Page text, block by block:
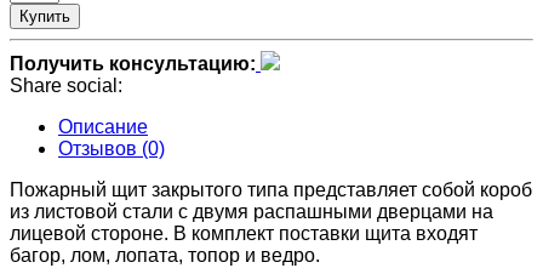
Купить
Получить консультацию:
Share social:
Описание
Отзывов (0)
Пожарный щит закрытого типа представляет собой короб
из листовой стали с двумя распашными дверцами на
лицевой стороне. В комплект поставки щита входят
багор, лом, лопата, топор и ведро.